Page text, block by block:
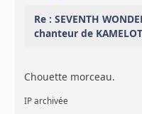
Re : SEVENTH
chanteur de
Chouette morceau.
IP archivée